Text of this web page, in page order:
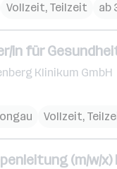
Vollzeit, Teilzeit ab
in für
Klinikum GmbH
Vollzeit,
(m/w/